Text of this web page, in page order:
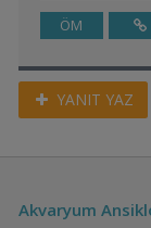
ÖM
YANIT YAZ
Akvaryum